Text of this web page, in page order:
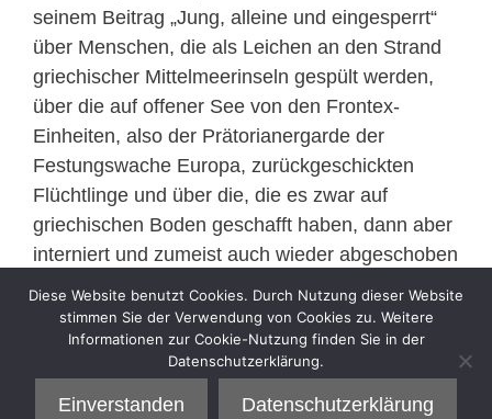
seinem Beitrag „Jung, alleine und eingesperrt“
über Menschen, die als Leichen an den Strand
griechischer Mittelmeerinseln gespült werden,
über die auf offener See von den Frontex-
Einheiten, also der Prätorianergarde der
Festungswache Europa, zurückgeschickten
Flüchtlinge und über die, die es zwar auf
griechischen Boden geschafft haben, dann aber
interniert und zumeist auch wieder abgeschoben
>>mehr
Kategorien
Sell
Diese Website benutzt Cookies. Durch Nutzung dieser Website
stimmen Sie der Verwendung von Cookies zu. Weitere
Informationen zur Cookie-Nutzung finden Sie in der
Datenschutzerklärung.
Einverstanden Datenschutzerklärung